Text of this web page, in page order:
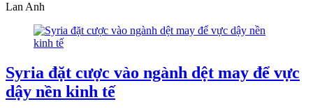
Lan Anh
Syria đặt cược vào ngành dệt may để vực
dậy nền kinh tế